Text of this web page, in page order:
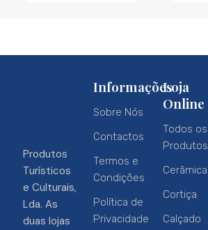
Produtos
Turísticos
e Culturais,
Lda. As
duas lojas
Informações
Sobre Nós
Contactos
Termos e
Condições
Política de
Privacidade
Loja
Online
Todos os
Produtos
Cerâmica
Cortiça
Calçado